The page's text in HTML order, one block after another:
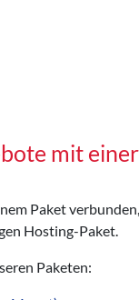
mit
Paket
Hosting-Paket.
Paketen: